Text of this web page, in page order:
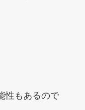
性もあるので